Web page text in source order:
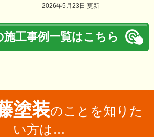
2026年5月23日 更新
施工事例一覧はこちら
塗装のことを知りた
い方は…